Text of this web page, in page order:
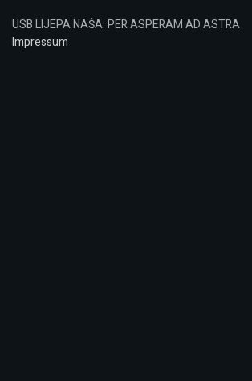
USB LIJEPA NAŠA: PER ASPERAM AD ASTRA
Impressum